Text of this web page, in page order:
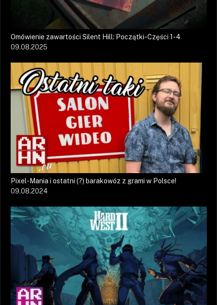
Omówienie zawartości Silent Hill: Początki-Części 1-4
09.08.2025
Pixel-Mania i ostatni (?) barakowóz z grami w Polsce!
09.08.2024